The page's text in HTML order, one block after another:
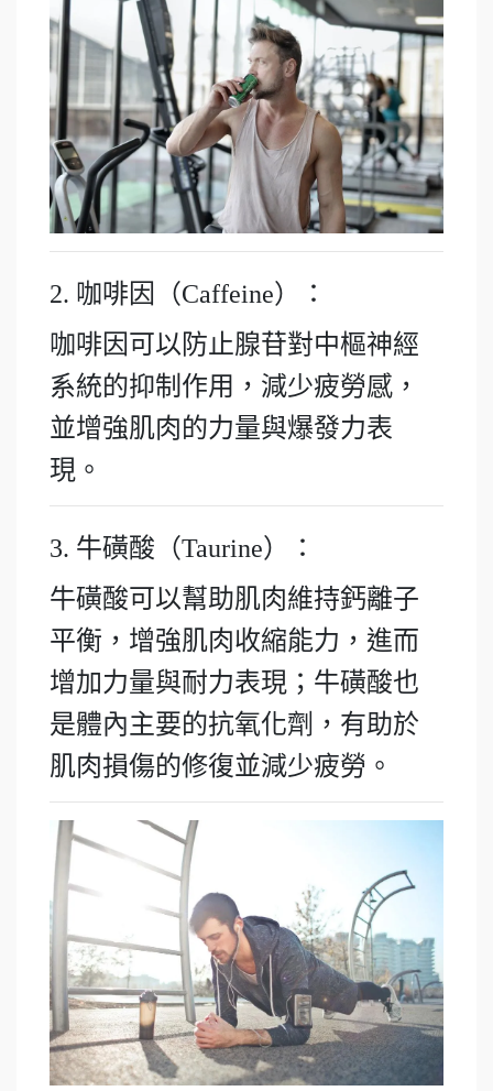
2. 咖啡因（Caffeine）：
咖啡因可以防止腺苷對中樞神經
系統的抑制作用，減少疲勞感，
並增強肌肉的力量與爆發力表
現。
3. 牛磺酸（Taurine）：
牛磺酸可以幫助肌肉維持鈣離子
平衡，增強肌肉收縮能力，進而
增加力量與耐力表現；牛磺酸也
是體內主要的抗氧化劑，有助於
肌肉損傷的修復並減少疲勞。